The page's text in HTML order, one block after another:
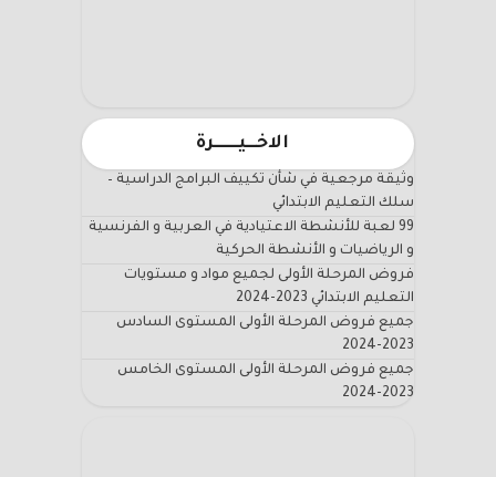
الاخـــيـــــــرة
وثيقة مرجعية في شأن تكييف البرامج الدراسية –
سلك التعليم الابتدائي
99 لعبة للأنشطة الاعتيادية في العربية و الفرنسية
و الرياضيات و الأنشطة الحركية
فروض المرحلة الأولى لجميع مواد و مستويات
التعليم الابتدائي 2023-2024
جميع فروض المرحلة الأولى المستوى السادس
2023-2024
جميع فروض المرحلة الأولى المستوى الخامس
2023-2024